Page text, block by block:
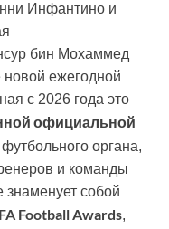
Инфантино и
бин Мохаммед
новой ежегодной
с 2026 года это
официальной
органа,
и команды
собой
FootballAwards,